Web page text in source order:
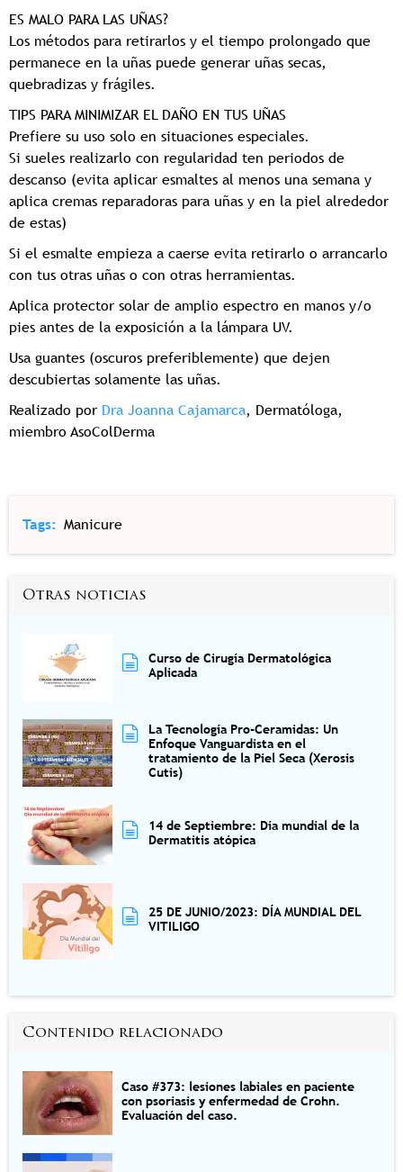
ES MALO PARA LAS UÑAS?
Los métodos para retirarlos y el tiempo prolongado que
permanece en la uñas puede generar uñas secas,
quebradizas y frágiles.
TIPS PARA MINIMIZAR EL DAÑO EN TUS UÑAS
Prefiere su uso solo en situaciones especiales.
Si sueles realizarlo con regularidad ten periodos de
descanso (evita aplicar esmaltes al menos una semana y
aplica cremas reparadoras para uñas y en la piel alrededor
de estas)
Si el esmalte empieza a caerse evita retirarlo o arrancarlo
con tus otras uñas o con otras herramientas.
Aplica protector solar de amplio espectro en manos y/o
pies antes de la exposición a la lámpara UV.
Usa guantes (oscuros preferiblemente) que dejen
descubiertas solamente las uñas.
Realizado por Dra Joanna Cajamarca, Dermatóloga,
miembro AsoColDerma
Tags Manicure
Otras noticias
Curso de Cirugía Dermatológica
Aplicada
La Tecnología Pro-Ceramidas: Un
Enfoque Vanguardista en el
tratamiento de la Piel Seca (Xerosis
Cutis)
14 de Septiembre: Día mundial de la
Dermatitis atópica
25 DE JUNIO/2023: DÍA MUNDIAL DEL
VITILIGO
Contenido relacionado
Caso #373: lesiones labiales en paciente
con psoriasis y enfermedad de Crohn.
Evaluación del caso.